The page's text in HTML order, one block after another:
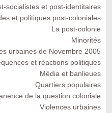
socialistes et post-identitaires
et politiques post-coloniales
La post-colonie
Minorités
urbaines de Novembre 2005
et réactions politiques
Média et banlieues
Quartiers populaires
de la question coloniale
Violences urbaines